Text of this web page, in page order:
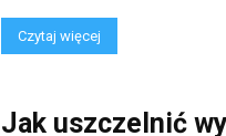
Czytaj więcej
Jak uszczelnić